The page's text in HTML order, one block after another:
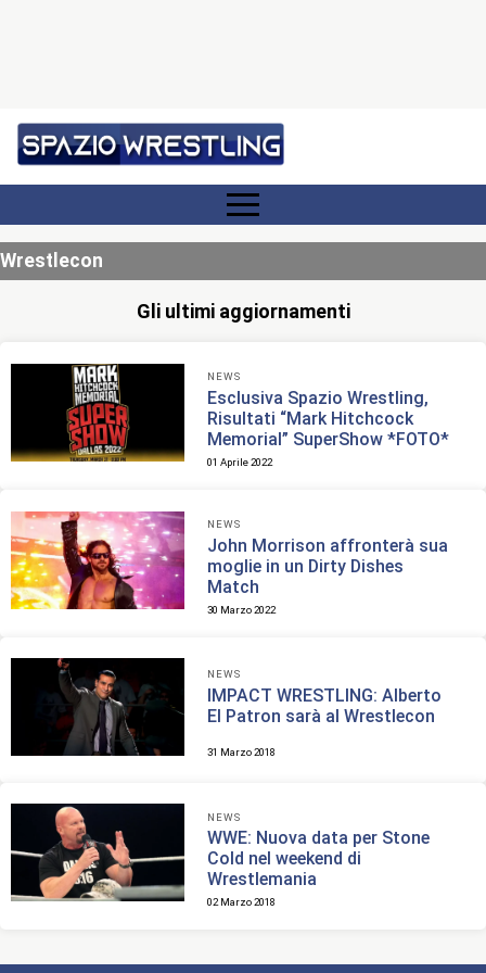
Wrestlecon
Gli ultimi aggiornamenti
NEWS
Esclusiva Spazio Wrestling,
Risultati “Mark Hitchcock
Memorial” SuperShow *FOTO*
01 Aprile 2022
NEWS
John Morrison affronterà sua
moglie in un Dirty Dishes
Match
30 Marzo 2022
NEWS
IMPACT WRESTLING: Alberto
El Patron sarà al Wrestlecon
31 Marzo 2018
NEWS
WWE: Nuova data per Stone
Cold nel weekend di
Wrestlemania
02 Marzo 2018